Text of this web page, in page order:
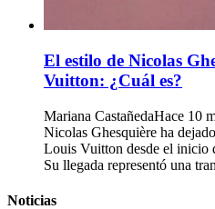
El estilo de Nicolas
Vuitton: ¿Cuál es?
Mariana CastañedaHace 10
Nicolas Ghesquière ha
Louis Vuitton desde el inicio
Su llegada representó una
Noticias